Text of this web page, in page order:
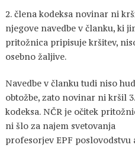
2. člena kodeksa novinar ni
njegove navedbe v članku, ki
pritožnica pripisuje kršitev,
osebno žaljive.
Navedbe v članku tudi niso
obtožbe, zato novinar ni kršil
kodeksa. NČR je očitek
ni šlo za najem svetovanja
profesorjev EPF poslovodstvu